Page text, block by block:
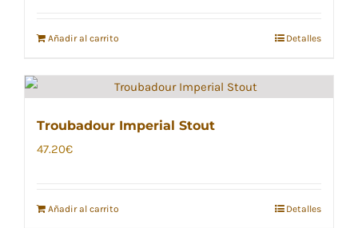
Añadir al carrito Detalles
Troubadour Imperial Stout
47.20€
Añadir al carrito Detalles